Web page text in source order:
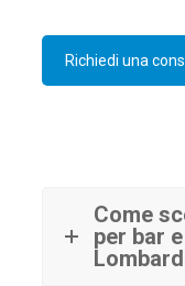
Richiedi una
Come
per bar